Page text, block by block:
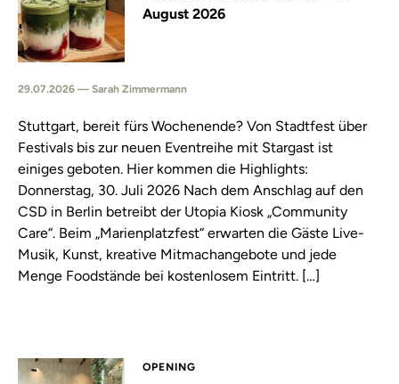
August 2026
29.07.2026 — Sarah Zimmermann
Stuttgart, bereit fürs Wochenende? Von Stadtfest über
Festivals bis zur neuen Eventreihe mit Stargast ist
einiges geboten. Hier kommen die Highlights:
Donnerstag, 30. Juli 2026 Nach dem Anschlag auf den
CSD in Berlin betreibt der Utopia Kiosk „Community
Care“. Beim „Marienplatzfest“ erwarten die Gäste Live-
Musik, Kunst, kreative Mitmachangebote und jede
Menge Foodstände bei kostenlosem Eintritt. […]
OPENING